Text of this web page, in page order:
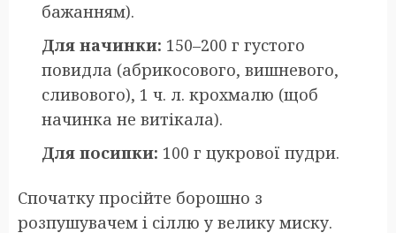
бажанням).
Для начинки: 150–200 г густого
повидла (абрикосового, вишневого,
сливового), 1 ч. л. крохмалю (щоб
начинка не витікала).
Для посипки: 100 г цукрової пудри.
Спочатку просійте борошно з
розпушувачем і сіллю у велику миску.